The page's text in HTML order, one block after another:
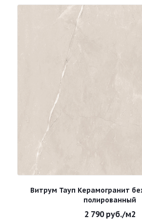
Витрум Тауп Керамогранит
полированный
2 790руб./м2